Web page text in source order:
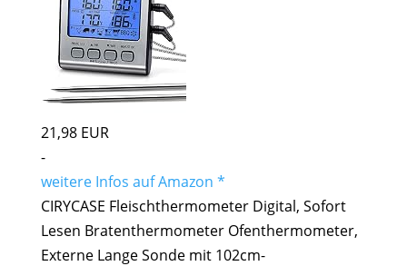
21,98 EUR
-
weitere Infos auf Amazon *
CIRYCASE Fleischthermometer Digital, Sofort
Lesen Bratenthermometer Ofenthermometer,
Externe Lange Sonde mit 102cm-